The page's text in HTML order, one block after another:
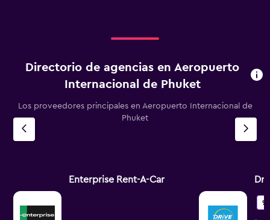
Directorio de agencias en Aeropuerto
Internacional de Phuket
Los proveedores principales en Aeropuerto Internacional de
Phuket
Enterprise Rent-A-Car